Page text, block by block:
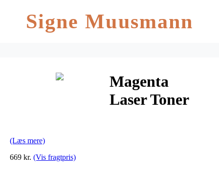
Signe Muusmann
Magenta
Laser Toner
(Læs mere)
669 kr. (Vis fragtpris)